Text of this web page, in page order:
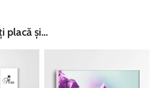
placă și…